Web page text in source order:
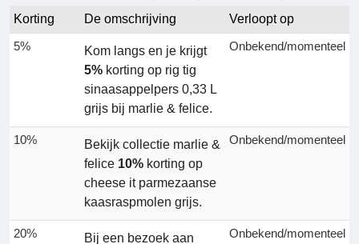
Korting De omschrijving
Verloopt op
5%
Kom langs en je krijgt
5% korting op rig tig
sinaasappelpers 0,33 L
grijs bij marlie & felice.
Onbekend/momenteel
10%
Bekijk collectie marlie &
felice 10% korting op
cheese it parmezaanse
kaasraspmolen grijs.
Onbekend/momenteel
20% Bij een bezoek aan Onbekend/momenteel